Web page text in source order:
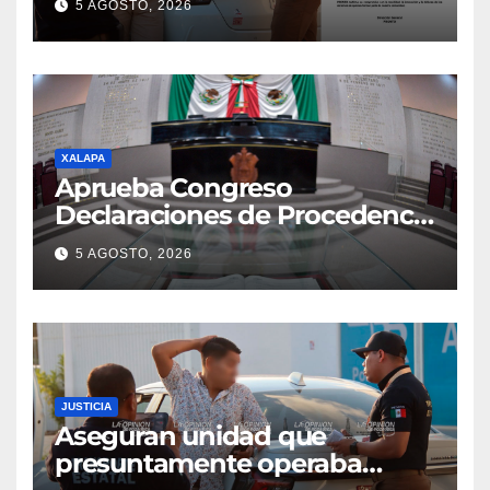
5 AGOSTO, 2026
XALAPA
Aprueba Congreso
Declaraciones de Procedencia
en contra de dos munícipes
5 AGOSTO, 2026
JUSTICIA
Aseguran unidad que
presuntamente operaba